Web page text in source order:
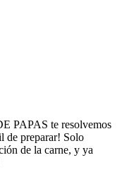
PAPAS te resolvemos
de preparar! Solo
de la carne, y ya